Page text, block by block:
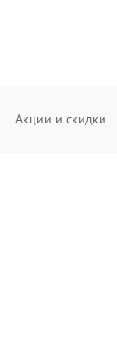
Акции и скидки